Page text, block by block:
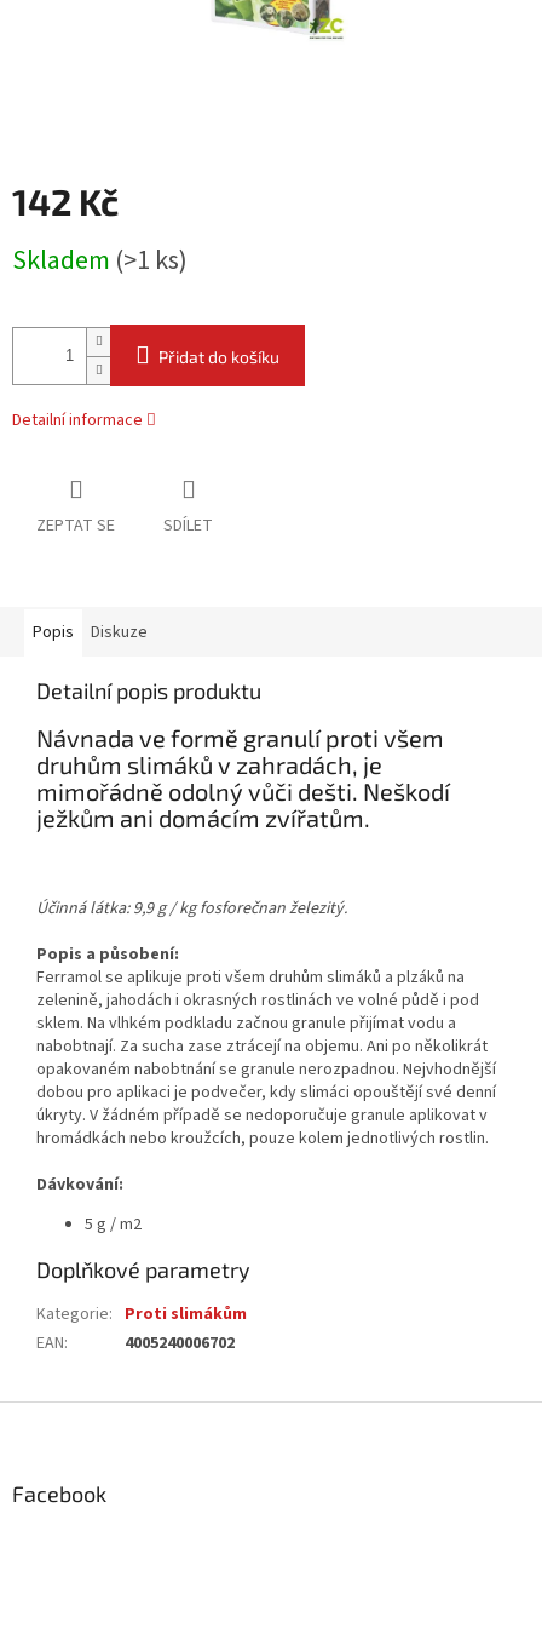
142 Kč
cena:
Skladem (>1 ks)
Přidat do košíku
Detailní informace
ZEPTAT SE SDÍLET
Popis Diskuze
Detailní popis produktu
Návnada ve formě granulí proti všem
druhům slimáků v zahradách, je
mimořádně odolný vůči dešti. Neškodí
ježkům ani domácím zvířatům.
Účinná látka: 9,9 g / kg fosforečnan železitý.
Popis a působení:
Ferramol se aplikuje proti všem druhům slimáků a plzáků na
zelenině, jahodách i okrasných rostlinách ve volné půdě i pod
sklem. Na vlhkém podkladu začnou granule přijímat vodu a
nabobtnají. Za sucha zase ztrácejí na objemu. Ani po několikrát
opakovaném nabobtnání se granule nerozpadnou. Nejvhodnější
dobou pro aplikaci je podvečer, kdy slimáci opouštějí své denní
úkryty. V žádném případě se nedoporučuje granule aplikovat v
hromádkách nebo kroužcích, pouze kolem jednotlivých rostlin.
Dávkování:
5 g / m2
Doplňkové parametry
Kategorie: Proti slimákům
EAN: 4005240006702
Facebook